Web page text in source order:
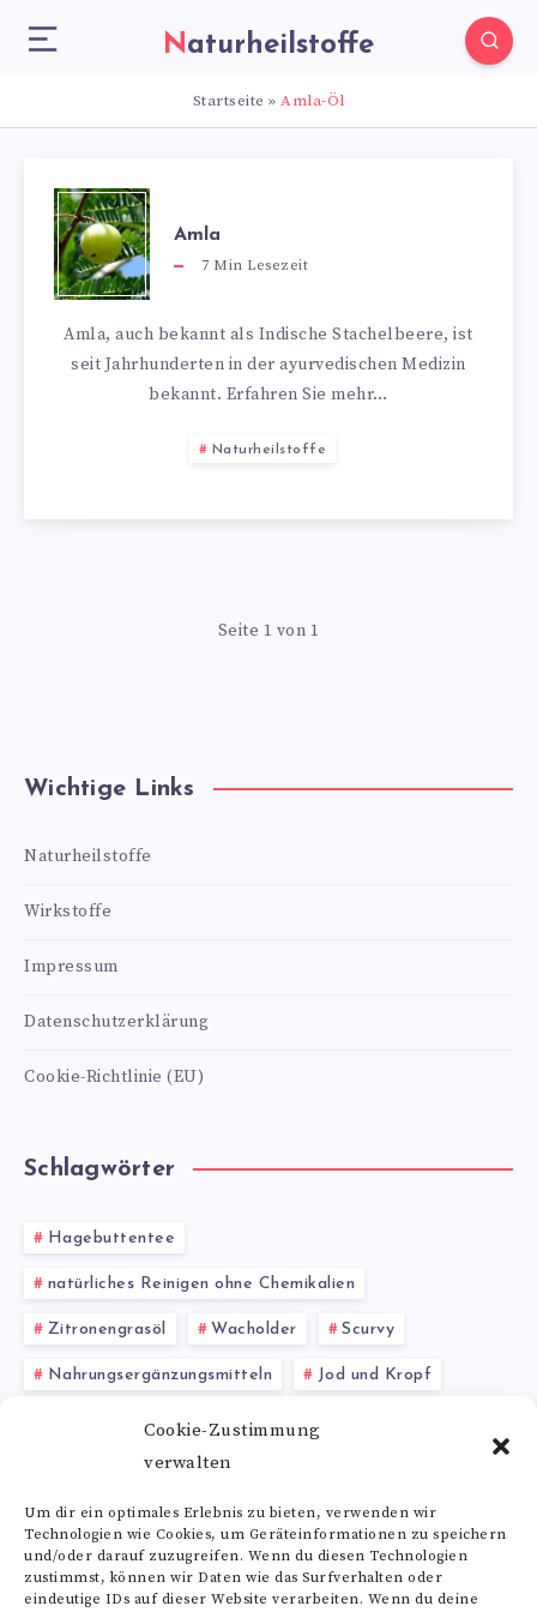
Cookie-Zustimmung
verwalten
Um dir ein optimales Erlebnis zu bieten, verwenden wir
Technologien wie Cookies, um Geräteinformationen zu speichern
und/oder darauf zuzugreifen. Wenn du diesen Technologien
zustimmst, können wir Daten wie das Surfverhalten oder
eindeutige IDs auf dieser Website verarbeiten. Wenn du deine
Naturheilstoffe
Startseite » Amla-Öl
Amla
7 Min Lesezeit
Amla, auch bekannt als Indische Stachelbeere, ist
seit Jahrhunderten in der ayurvedischen Medizin
bekannt. Erfahren Sie mehr…
Naturheilstoffe
Seite 1 von 1
Wichtige Links
Naturheilstoffe
Wirkstoffe
Impressum
Datenschutzerklärung
Cookie-Richtlinie (EU)
Schlagwörter
Hagebuttentee
natürliches Reinigen ohne Chemikalien
Zitronengrasöl Wacholder Scurvy
Nahrungsergänzungsmitteln Jod und Kropf
hygienische Sauberkeit
Valin Wirkung Vitamin B12 Dosierung
Alle Schlagwörter